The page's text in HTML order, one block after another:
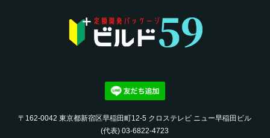
〒162-0042 東京都新宿区早稲田町12-5 クロステレビ ニュー早稲田ビル
(代表) 03-6822-4723‬